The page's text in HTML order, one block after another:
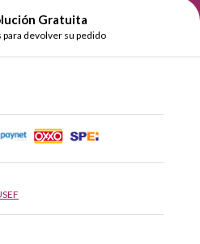
Gratuita
para devolver su pedido